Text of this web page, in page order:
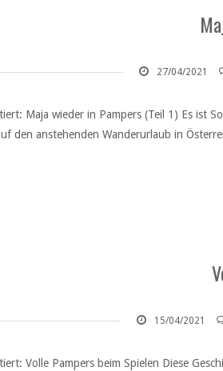
27/04/2021
Maja wieder in Pampers (Teil 1) Es ist
den anstehenden Wanderurlaub in
15/04/2021
Volle Pampers beim Spielen Diese